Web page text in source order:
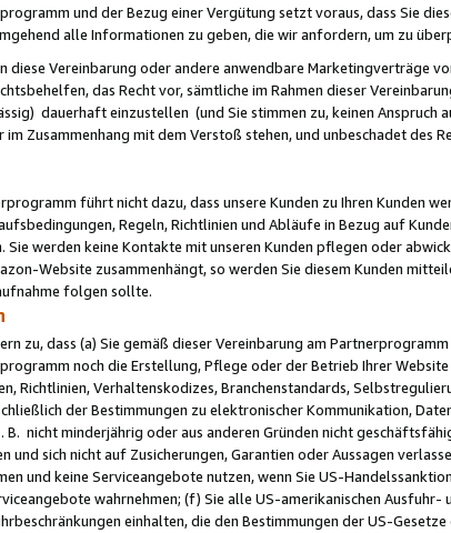
und der Bezug einer Vergütung setzt voraus, dass Sie
alle Informationen zu geben, die wir anfordern, um zu
diese Vereinbarung oder andere anwendbare Marketingverträge
das Recht vor, sämtliche im Rahmen dieser
dauerhaft einzustellen (und Sie stimmen zu, keinen
Zusammenhang mit dem Verstoß stehen, und unbeschadet des
führt nicht dazu, dass unsere Kunden zu Ihren Kunden
Regeln, Richtlinien und Abläufe in Bezug auf
werden keine Kontakte mit unseren Kunden pflegen oder
Website zusammenhängt, so werden Sie diesem Kunden
folgen sollte.
zu, dass (a) Sie gemäß dieser Vereinbarung am
noch die Erstellung, Pflege oder der Betrieb Ihrer
Richtlinien, Verhaltenskodizes, Branchenstandards,
der Bestimmungen zu elektronischer Kommunikation,
B. nicht minderjährig oder aus anderen Gründen nicht
und sich nicht auf Zusicherungen, Garantien oder Aussagen
und keine Serviceangebote nutzen, wenn Sie US-
wahrnehmen; (f) Sie alle US-amerikanischen
einhalten, die den Bestimmungen der US-